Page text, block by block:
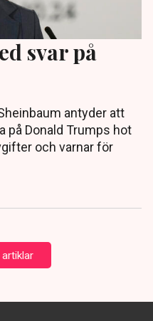
svar på
antyder att
på Donald Trumps hot
och varnar för